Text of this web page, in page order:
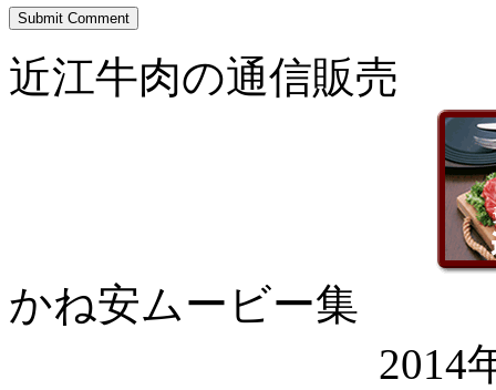
Submit Comment
近江牛肉の通信販売
かね安ムービー集
2014